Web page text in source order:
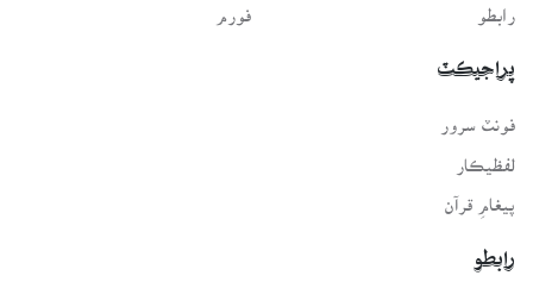
رابطو فورم
پراجيڪٽ
فونٽ سرور
لفظيڪار
پيغامِ قرآن
رابطو